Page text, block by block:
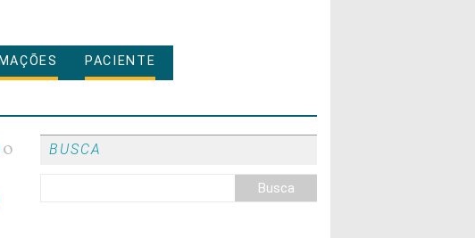
PACIENTE
0 BUSCA